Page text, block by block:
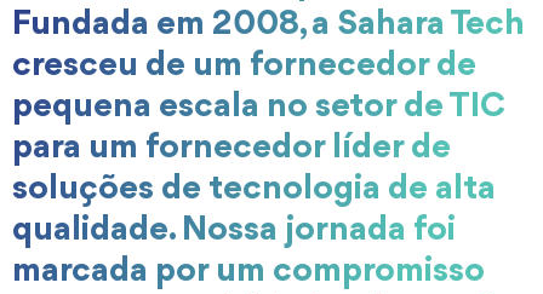
Fundada em 2008, a Sahara Tech
cresceu de um fornecedor de
pequena escala no setor de TIC
para um fornecedor líder de
soluções de tecnologia de alta
qualidade. Nossa jornada foi
marcada por um compromisso